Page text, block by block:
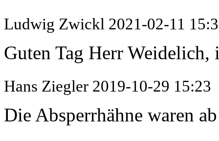
Ludwig Zwickl 2021-02-11
Guten Tag Herr
Hans Ziegler 2019-10-29 15:23
Die Absperrhähne waren